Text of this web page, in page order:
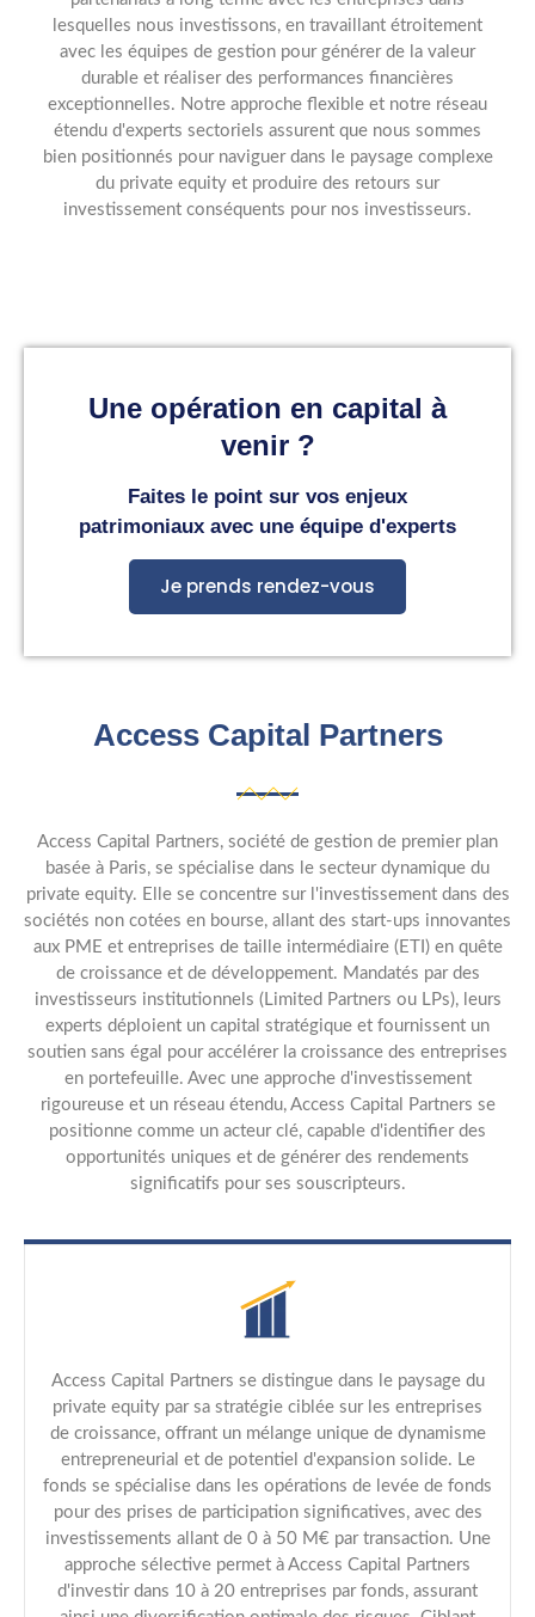
lesquelles nous investissons, en travaillant étroitement
avec les équipes de gestion pour générer de la valeur
durable et réaliser des performances financières
exceptionnelles. Notre approche flexible et notre réseau
étendu d'experts sectoriels assurent que nous sommes
bien positionnés pour naviguer dans le paysage complexe
du private equity et produire des retours sur
investissement conséquents pour nos investisseurs.
Une opération en capital à
venir ?
Faites le point sur vos enjeux
patrimoniaux avec une équipe d'experts
Je prends rendez-vous
Access Capital Partners
Access Capital Partners, société de gestion de premier plan
basée à Paris, se spécialise dans le secteur dynamique du
private equity. Elle se concentre sur l'investissement dans des
sociétés non cotées en bourse, allant des start-ups innovantes
aux PME et entreprises de taille intermédiaire (ETI) en quête
de croissance et de développement. Mandatés par des
investisseurs institutionnels (Limited Partners ou LPs), leurs
experts déploient un capital stratégique et fournissent un
soutien sans égal pour accélérer la croissance des entreprises
en portefeuille. Avec une approche d'investissement
rigoureuse et un réseau étendu, Access Capital Partners se
positionne comme un acteur clé, capable d'identifier des
opportunités uniques et de générer des rendements
significatifs pour ses souscripteurs.
Access Capital Partners se distingue dans le paysage du
private equity par sa stratégie ciblée sur les entreprises
de croissance, offrant un mélange unique de dynamisme
entrepreneurial et de potentiel d'expansion solide. Le
fonds se spécialise dans les opérations de levée de fonds
pour des prises de participation significatives, avec des
investissements allant de 0 à 50 M€ par transaction. Une
approche sélective permet à Access Capital Partners
d'investir dans 10 à 20 entreprises par fonds, assurant